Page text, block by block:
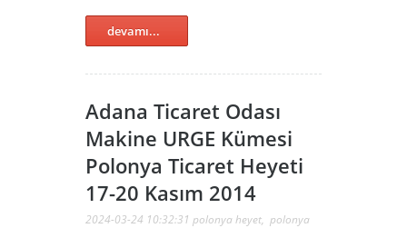
devamı...
Adana Ticaret Odası
Makine URGE Kümesi
Polonya Ticaret Heyeti
17-20 Kasım 2014
2024-03-24 10:32:31 polonya heyet, polonya